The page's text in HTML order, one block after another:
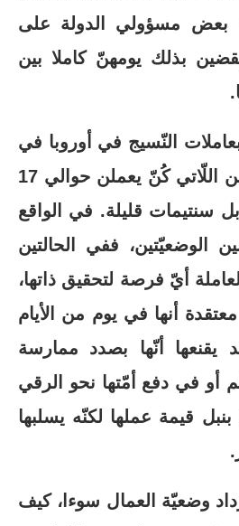
بعض مسؤولي الدولة على
بذلك يومهنّ كاملا بين
النّسيج في أوروبا في
مطلع القرن العشرين اللّاتي كُنّ يعملن حوالي 17
سنتيمات قليلة. في الواقع
الوضعيّتين، ففي الحالتين
أيّ فرصة لتحقيق ذاتها،
أنها في يوم من الأيام
يقنعها أنّها بصدد ممارسة
أو في دفع أمّتها نحو الرقي
بنبل قيمة عملها لكنّه يسلبها
وضعيّة العمال سوءا، كيف